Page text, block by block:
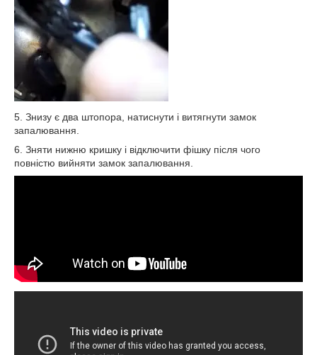
5. Знизу є два штопора, натиснути і витягнути замок
запалювання.
6. Зняти нижню кришку і відключити фішку після чого
повністю вийняти замок запалювання.